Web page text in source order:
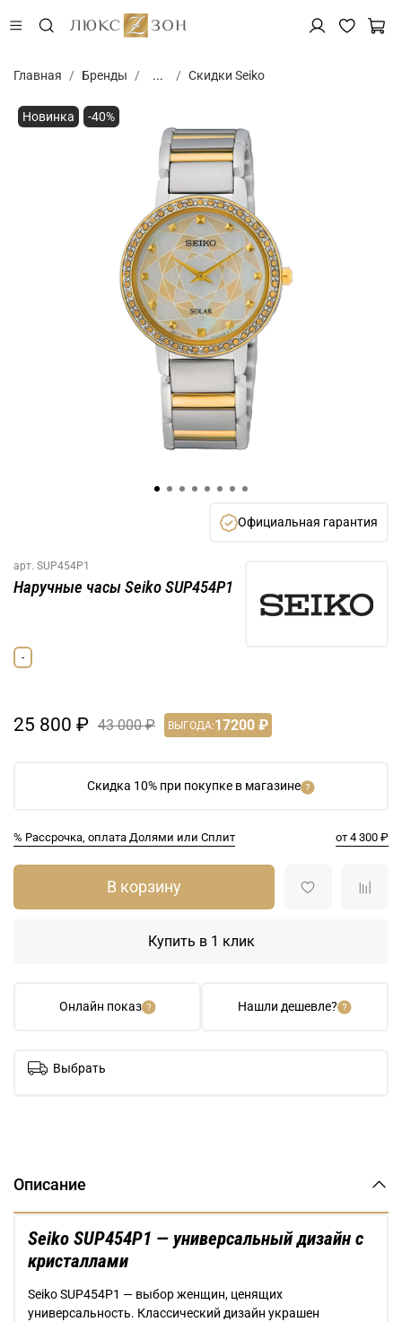
Главная Бренды ... Скидки Seiko
Новинка -40%
Официальная гарантия
арт. SUP454P1
Скидка 10% при покупке в магазине
% Рассрочка, оплата Долями или Сплит от 4 300 ₽
Наручные часы Seiko SUP454P1
-
25 800 ₽ 43 000 ₽ ВЫГОДА:17200 ₽
Онлайн показ Нашли дешевле?
В корзину
Купить в 1 клик
Выбрать
Описание
Seiko SUP454P1 — универсальный дизайн с
кристаллами
Seiko SUP454P1 — выбор женщин, ценящих
универсальность. Классический дизайн украшен